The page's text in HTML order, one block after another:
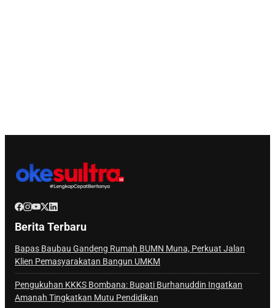
Berita Terbaru
Bapas Baubau Gandeng Rumah BUMN Muna, Perkuat Jalan
Klien Pemasyarakatan Bangun UMKM
Pengukuhan KKKS Bombana: Bupati Burhanuddin Ingatkan
Amanah Tingkatkan Mutu Pendidikan